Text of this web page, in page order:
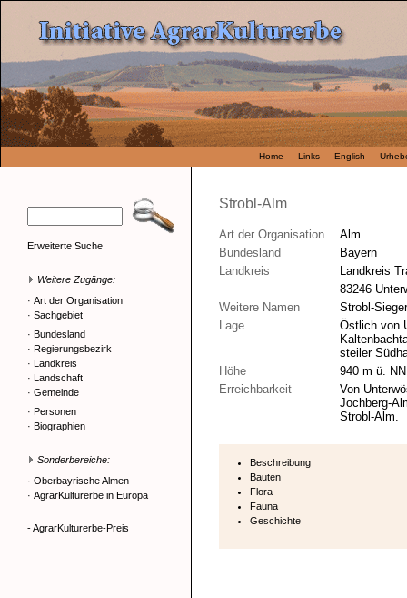
Home Links English
Erweiterte Suche
Weitere Zugänge:
· Art der Organisation
· Sachgebiet
· Bundesland
· Regierungsbezirk
· Landkreis
· Landschaft
· Gemeinde
· Personen
· Biographien
Sonderbereiche:
· Oberbayrische Almen
· AgrarKulturerbe in Europa
- AgrarKulturerbe-Preis
Strobl-Alm
Art der Organisation
Alm
Bundesland
Bayern
Landkreis
Landkreis
83246
Weitere Namen
Strobl-
Lage
Östlich von
steiler
Höhe
940 m ü. NN
Erreichbarkeit
Von
Jochberg-
Strobl-Alm.
Beschreibung
Bauten
Flora
Fauna
Geschichte